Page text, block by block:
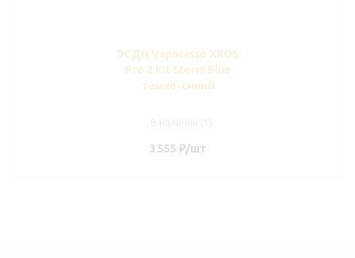
ЭСДН Vaporesso XROS
Pro 2 Kit Storm Blue
темно-синий
3 555 ₽/шт